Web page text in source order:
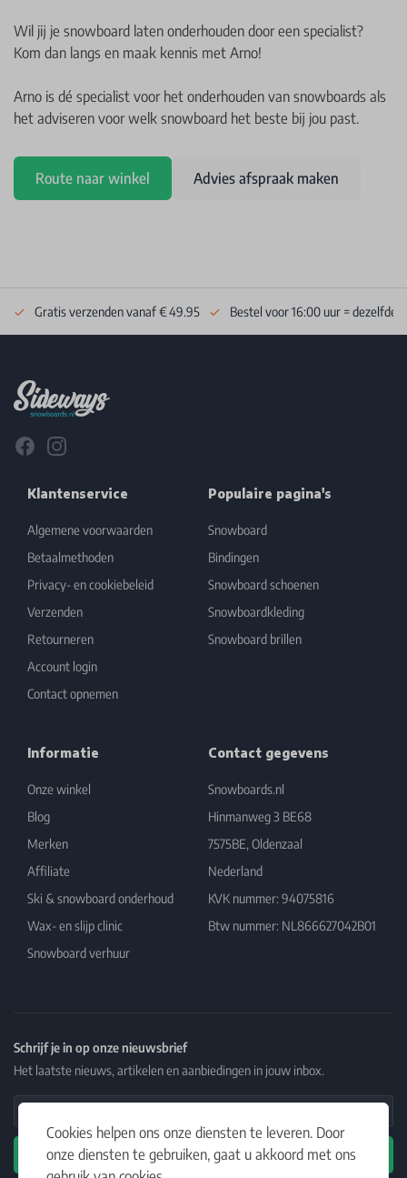
Wil jij je snowboard laten onderhouden door een specialist?
Kom dan langs en maak kennis met Arno!
Arno is dé specialist voor het onderhouden van snowboards als
het adviseren voor welk snowboard het beste bij jou past.
Route naar winkel Advies afspraak maken
Cookies helpen ons onze diensten te leveren. Door
onze diensten te gebruiken, gaat u akkoord met ons
Gratis verzenden vanaf € 49.95 Bestel voor 16:00 uur = dezelfde
FacebookInstagram
Klantenservice
Algemene voorwaarden
Betaalmethoden
Privacy- en cookiebeleid
Verzenden
Retourneren
Account login
Contact opnemen
Populaire pagina's
Snowboard
Bindingen
Snowboard schoenen
Snowboardkleding
Snowboard brillen
Informatie
Onze winkel
Blog
Merken
Affiliate
Ski & snowboard onderhoud
Wax- en slijp clinic
Snowboard verhuur
Contact gegevens
Snowboards.nl
Hinmanweg 3 BE68
7575BE, Oldenzaal
Nederland
KVK nummer: 94075816
Btw nummer: NL866627042B01
Schrijf je in op onze nieuwsbrief
Het laatste nieuws, artikelen en aanbiedingen in jouw inbox.
Email Address
Abonneren